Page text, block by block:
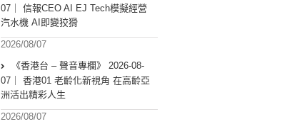
07｜ 信報CEO AI EJ Tech模擬經營
汽水機 AI即變狡猾
2026/08/07
《香港台 – 聲音專欄》 2026-08-
07｜ 香港01 老齡化新視角 在高齡亞
洲活出精彩人生
2026/08/07